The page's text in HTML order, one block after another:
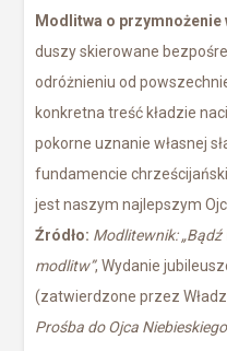
Modlitwa o przymnożenie
duszy skierowane
odróżnieniu od
konkretna treść kładzie
pokorne uznanie własnej
fundamencie
jest naszym najlepszym
Źródło: Modlitewnik:
modlitw”, Wydanie
(zatwierdzone przez
Prośba do Ojca